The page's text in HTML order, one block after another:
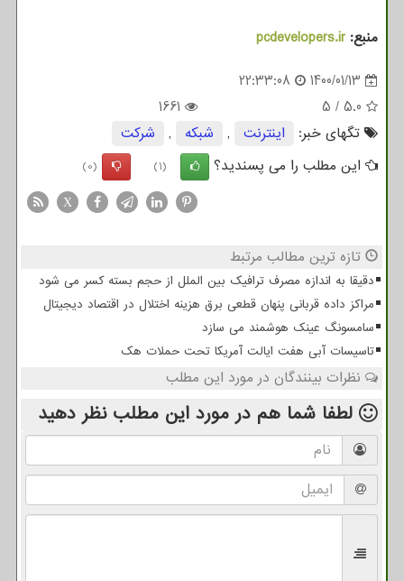
منبع:pcdevelopers.ir
1400/01/13
22:33:08
5.0
/
5
1661
تگهای خبر:
اینترنت , شبكه ,
شركت
این مطلب را می پسندید؟
(1)
(0)
X
تازه ترین مطالب مرتبط
دقیقا به اندازه مصرف ترافیک بین الملل از حجم بسته کسر می شود
مراکز داده قربانی پنهان قطعی برق هزینه اختلال در اقتصاد دیجیتال
سامسونگ عینک هوشمند می سازد
تاسیسات آبی هفت ایالت آمریکا تحت حملات هک
نظرات بینندگان در مورد این مطلب
لطفا شما هم در مورد این مطلب نظر دهید